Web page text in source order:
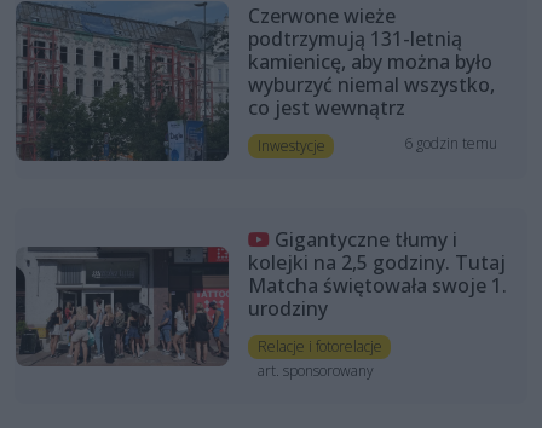
Czerwone wieże
podtrzymują 131-letnią
kamienicę, aby można było
wyburzyć niemal wszystko,
co jest wewnątrz
Inwestycje 6 godzin temu
Gigantyczne tłumy i
kolejki na 2,5 godziny. Tutaj
Matcha świętowała swoje 1.
urodziny
Relacje i fotorelacje
art. sponsorowany